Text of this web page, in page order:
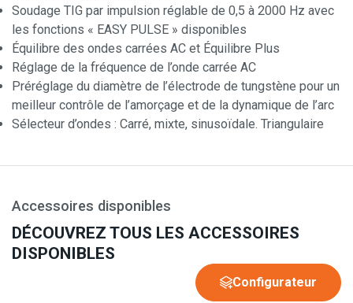
Soudage TIG par impulsion réglable de 0,5 à 2000 Hz avec
les fonctions « EASY PULSE » disponibles
Équilibre des ondes carrées AC et Équilibre Plus
Réglage de la fréquence de l’onde carrée AC
Préréglage du diamètre de l’électrode de tungstène pour un
meilleur contrôle de l’amorçage et de la dynamique de l’arc
Sélecteur d’ondes : Carré, mixte, sinusoïdale. Triangulaire
Accessoires disponibles
DÉCOUVREZ TOUS LES ACCESSOIRES
DISPONIBLES
Configurateur